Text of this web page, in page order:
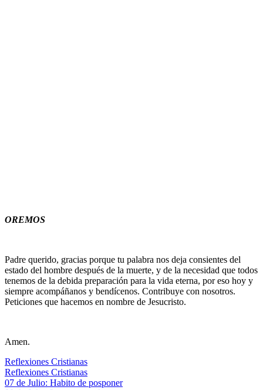
OREMOS
Padre querido, gracias porque tu palabra nos deja consientes del
estado del hombre después de la muerte, y de la necesidad que todos
tenemos de la debida preparación para la vida eterna, por eso hoy y
siempre acompáñanos y bendícenos. Contribuye con nosotros.
Peticiones que hacemos en nombre de Jesucristo.
Amen.
Reflexiones Cristianas
Reflexiones Cristianas
Navegación
Entrada
07 de Julio: Habito de posponer